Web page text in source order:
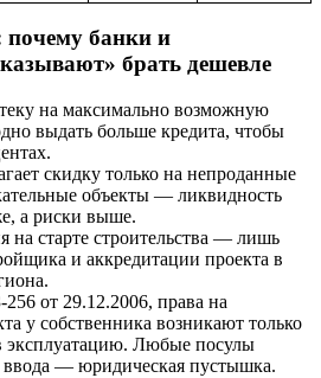
банки и
брать дешевле
на максимально возможную
выдать больше кредита, чтобы
скидку только на непроданные
объекты — ликвидность
а риски выше.
на старте строительства — лишь
и аккредитации проекта в
от 29.12.2006, права на
у собственника возникают только
эксплуатацию. Любые посулы
ввода — юридическая пустышка.